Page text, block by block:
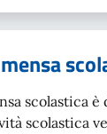
scolastica è
scolastica